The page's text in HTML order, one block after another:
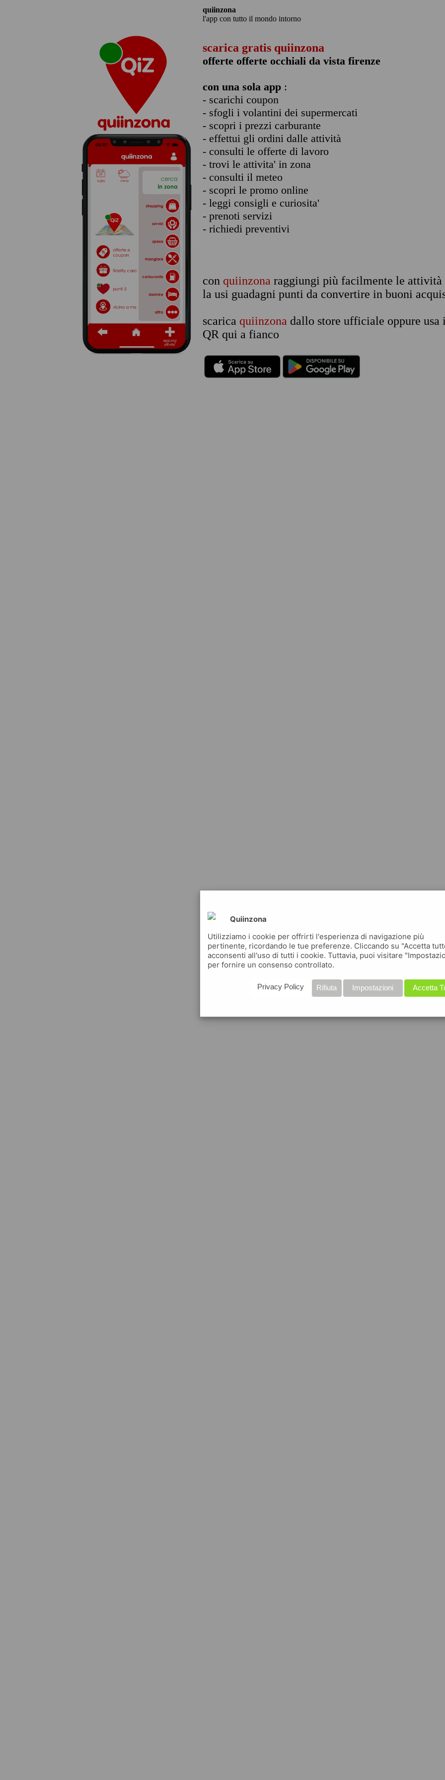
quiinzona
l'app con tutto il mondo intorno
scarica gratis quiinzona
offerte offerte occhiali da vista firenze
con una sola app :
- scarichi coupon
- sfogli i volantini dei supermercati
- scopri i prezzi carburante
- effettui gli ordini dalle attività
- consulti le offerte di lavoro
- trovi le attivita' in zona
- consulti il meteo
- scopri le promo online
- leggi consigli e curiosita'
- prenoti servizi
- richiedi preventivi
con quiinzona raggiungi più facilmente le attività
la usi guadagni punti da convertire in buoni
scarica quiinzona dallo store ufficiale oppure usa
QR qui a fianco
Quiinzona
Utilizziamo i cookie per offrirti l'esperienza di navigazione più
pertinente, ricordando le tue preferenze. Cliccando su "Accetta
acconsenti all'uso di tutti i cookie. Tuttavia, puoi visitare
per fornire un consenso controllato.
Accetta
Impostazioni
Rifiuta
Privacy Policy